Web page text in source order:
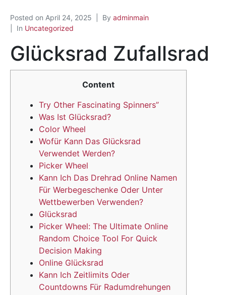
Posted on April 24, 2025 By adminmain
In Uncategorized
Glücksrad Zufallsrad
Content
Try Other Fascinating Spinners”
Was Ist Glücksrad?
Color Wheel
Wofür Kann Das Glücksrad
Verwendet Werden?
Picker Wheel
Kann Ich Das Drehrad Online Namen
Für Werbegeschenke Oder Unter
Wettbewerben Verwenden?
Glücksrad
Picker Wheel: The Ultimate Online
Random Choice Tool For Quick
Decision Making
Online Glücksrad
Kann Ich Zeitlimits Oder
Countdowns Für Radumdrehungen